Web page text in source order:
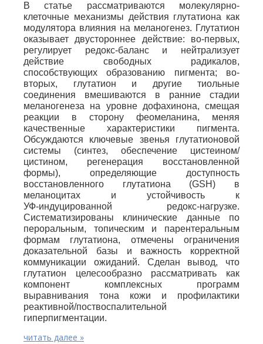
В статье рассматриваются молекулярно-
клеточные механизмы действия глутатиона как
модулятора влияния на меланогенез. Глутатион
оказывает двустороннее действие: во-первых,
регулирует редокс-баланс и нейтрализует
действие свободных радикалов,
способствующих образованию пигмента; во-
вторых, глутатион и другие тиольные
соединения вмешиваются в ранние стадии
меланогенеза на уровне дофахинона, смещая
реакции в сторону феомеланина, меняя
качественные характеристики пигмента.
Обсуждаются ключевые звенья глутатионовой
системы (синтез, обеспечение цистеином/
цистином, регенерация восстановленной
формы), определяющие доступность
восстановленного глутатиона (GSH) в
меланоцитах и устойчивость к
УФ‑индуцированной редокс‑нагрузке.
Систематизированы клинические данные по
пероральным, топическим и парентеральным
формам глутатиона, отмечены ограничения
доказательной базы и важность корректной
коммуникации ожиданий. Сделан вывод, что
глутатион целесообразно рассматривать как
компонент комплексных программ
выравнивания тона кожи и профилактики
реактивной/поствоспалительной
гиперпигментации.
читать далее »